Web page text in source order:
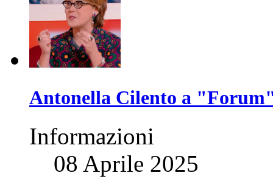
Antonella Cilento a
Informazioni
08 Aprile 2025